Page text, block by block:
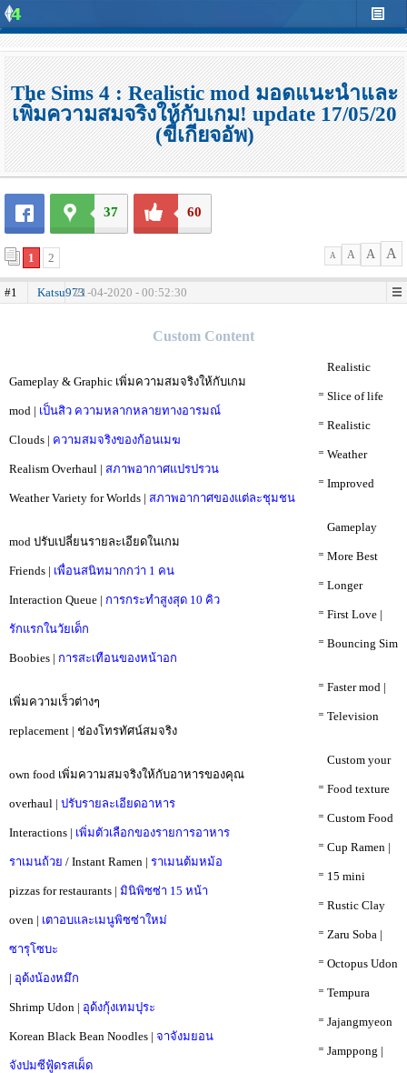
The Sims 4 : Realistic mod มอดแนะนำและ
เพิ่มความสมจริงให้กับเกม! update 17/05/20
(ขี้เกียจอัพ)
37 60
1 2 A A A A
#1 Katsu97321-04-2020 - 00:52:30
Custom Content
⠀⠀⠀⠀⠀⠀⠀⠀⠀⠀⠀⠀⠀⠀⠀⠀⠀⠀⠀⠀⠀⠀⠀⠀⠀⠀⠀⠀⠀⠀⠀⠀⠀⠀⠀Realistic
Gameplay & Graphic เพิ่มความสมจริงให้กับเกม
⠀⠀⠀⠀⠀⠀⠀⠀⠀⠀⠀⠀⠀⠀⠀⠀⠀⠀⠀⠀⠀⠀⠀⠀⠀⠀⠀⠀⠀⠀⠀⠀⠀⠀⁼ Slice of life
mod | เป็นสิว ความหลากหลายทางอารมณ์
⠀⠀⠀⠀⠀⠀⠀⠀⠀⠀⠀⠀⠀⠀⠀⠀⠀⠀⠀⠀⠀⠀⠀⠀⠀⠀⠀⠀⠀⠀⠀⠀⠀⠀⁼ Realistic
Clouds | ความสมจริงของก้อนเมฆ
⠀⠀⠀⠀⠀⠀⠀⠀⠀⠀⠀⠀⠀⠀⠀⠀⠀⠀⠀⠀⠀⠀⠀⠀⠀⠀⠀⠀⠀⠀⠀⠀⠀⠀⁼ Weather
Realism Overhaul | สภาพอากาศแปรปรวน
⠀⠀⠀⠀⠀⠀⠀⠀⠀⠀⠀⠀⠀⠀⠀⠀⠀⠀⠀⠀⠀⠀⠀⠀⠀⠀⠀⠀⠀⠀⠀⠀⠀⠀⁼ Improved
Weather Variety for Worlds | สภาพอากาศของแต่ละชุมชน
⠀⠀⠀⠀⠀⠀⠀⠀⠀⠀⠀⠀⠀⠀⠀⠀⠀⠀⠀⠀⠀⠀⠀⠀⠀⠀⠀⠀⠀⠀⠀⠀⠀⠀⠀Gameplay
mod ปรับเปลี่ยนรายละเอียดในเกม
⠀⠀⠀⠀⠀⠀⠀⠀⠀⠀⠀⠀⠀⠀⠀⠀⠀⠀⠀⠀⠀⠀⠀⠀⠀⠀⠀⠀⠀⠀⠀⠀⠀⠀⁼ More Best
Friends | เพื่อนสนิทมากกว่า 1 คน
⠀⠀⠀⠀⠀⠀⠀⠀⠀⠀⠀⠀⠀⠀⠀⠀⠀⠀⠀⠀⠀⠀⠀⠀⠀⠀⠀⠀⠀⠀⠀⠀⠀⠀⁼ Longer
Interaction Queue | การกระทำสูงสุด 10 คิว
⠀⠀⠀⠀⠀⠀⠀⠀⠀⠀⠀⠀⠀⠀⠀⠀⠀⠀⠀⠀⠀⠀⠀⠀⠀⠀⠀⠀⠀⠀⠀⠀⠀⠀⁼ First Love |
รักแรกในวัยเด็ก
⠀⠀⠀⠀⠀⠀⠀⠀⠀⠀⠀⠀⠀⠀⠀⠀⠀⠀⠀⠀⠀⠀⠀⠀⠀⠀⠀⠀⠀⠀⠀⠀⠀⠀⁼ Bouncing Sim
Boobies | การสะเทือนของหน้าอก
⠀⠀⠀⠀⠀⠀⠀⠀⠀⠀⠀⠀⠀⠀⠀⠀⠀⠀⠀⠀⠀⠀⠀⠀⠀⠀⠀⠀⠀⠀⠀⠀⠀⠀⁼ Faster mod |
เพิ่มความเร็วต่างๆ
⠀⠀⠀⠀⠀⠀⠀⠀⠀⠀⠀⠀⠀⠀⠀⠀⠀⠀⠀⠀⠀⠀⠀⠀⠀⠀⠀⠀⠀⠀⠀⠀⠀⠀⁼ Television
replacement | ช่องโทรทัศน์สมจริง
⠀⠀⠀⠀⠀⠀⠀⠀⠀⠀⠀⠀⠀⠀⠀⠀⠀⠀⠀⠀⠀⠀⠀⠀⠀⠀⠀⠀⠀⠀⠀⠀⠀⠀⠀Custom your
own food เพิ่มความสมจริงให้กับอาหารของคุณ
⠀⠀⠀⠀⠀⠀⠀⠀⠀⠀⠀⠀⠀⠀⠀⠀⠀⠀⠀⠀⠀⠀⠀⠀⠀⠀⠀⠀⠀⠀⠀⠀⠀⠀⁼ Food texture
overhaul | ปรับรายละเอียดอาหาร
⠀⠀⠀⠀⠀⠀⠀⠀⠀⠀⠀⠀⠀⠀⠀⠀⠀⠀⠀⠀⠀⠀⠀⠀⠀⠀⠀⠀⠀⠀⠀⠀⠀⠀⁼ Custom Food
Interactions | เพิ่มตัวเลือกของรายการอาหาร
⠀⠀⠀⠀⠀⠀⠀⠀⠀⠀⠀⠀⠀⠀⠀⠀⠀⠀⠀⠀⠀⠀⠀⠀⠀⠀⠀⠀⠀⠀⠀⠀⠀⠀⁼ Cup Ramen |
ราเมนถ้วย / Instant Ramen | ราเมนต้มหม้อ
⠀⠀⠀⠀⠀⠀⠀⠀⠀⠀⠀⠀⠀⠀⠀⠀⠀⠀⠀⠀⠀⠀⠀⠀⠀⠀⠀⠀⠀⠀⠀⠀⠀⠀⁼ 15 mini
pizzas for restaurants | มินิพิซซ่า 15 หน้า
⠀⠀⠀⠀⠀⠀⠀⠀⠀⠀⠀⠀⠀⠀⠀⠀⠀⠀⠀⠀⠀⠀⠀⠀⠀⠀⠀⠀⠀⠀⠀⠀⠀⠀⁼ Rustic Clay
oven | เตาอบและเมนูพิซซ่าใหม่
⠀⠀⠀⠀⠀⠀⠀⠀⠀⠀⠀⠀⠀⠀⠀⠀⠀⠀⠀⠀⠀⠀⠀⠀⠀⠀⠀⠀⠀⠀⠀⠀⠀⠀⁼ Zaru Soba |
ซารุโซบะ
⠀⠀⠀⠀⠀⠀⠀⠀⠀⠀⠀⠀⠀⠀⠀⠀⠀⠀⠀⠀⠀⠀⠀⠀⠀⠀⠀⠀⠀⠀⠀⠀⠀⠀⁼ Octopus Udon
| อุด้งน้องหมึก
⠀⠀⠀⠀⠀⠀⠀⠀⠀⠀⠀⠀⠀⠀⠀⠀⠀⠀⠀⠀⠀⠀⠀⠀⠀⠀⠀⠀⠀⠀⠀⠀⠀⠀⁼ Tempura
Shrimp Udon | อุด้งกุ้งเทมปุระ
⠀⠀⠀⠀⠀⠀⠀⠀⠀⠀⠀⠀⠀⠀⠀⠀⠀⠀⠀⠀⠀⠀⠀⠀⠀⠀⠀⠀⠀⠀⠀⠀⠀⠀⁼ Jajangmyeon
Korean Black Bean Noodles | จาจังมยอน
⠀⠀⠀⠀⠀⠀⠀⠀⠀⠀⠀⠀⠀⠀⠀⠀⠀⠀⠀⠀⠀⠀⠀⠀⠀⠀⠀⠀⠀⠀⠀⠀⠀⠀⁼ Jamppong |
จังปมซีฟู้ดรสเผ็ด